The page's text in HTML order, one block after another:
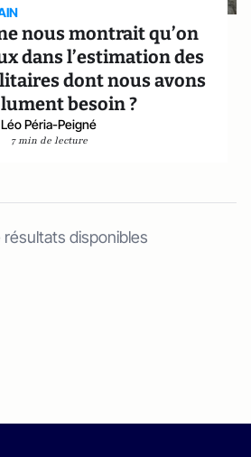
nous montrait qu’on
dans l’estimation des
dont nous avons
besoin ?
Léo Péria-Peigné
7 min de lecture
résultats disponibles